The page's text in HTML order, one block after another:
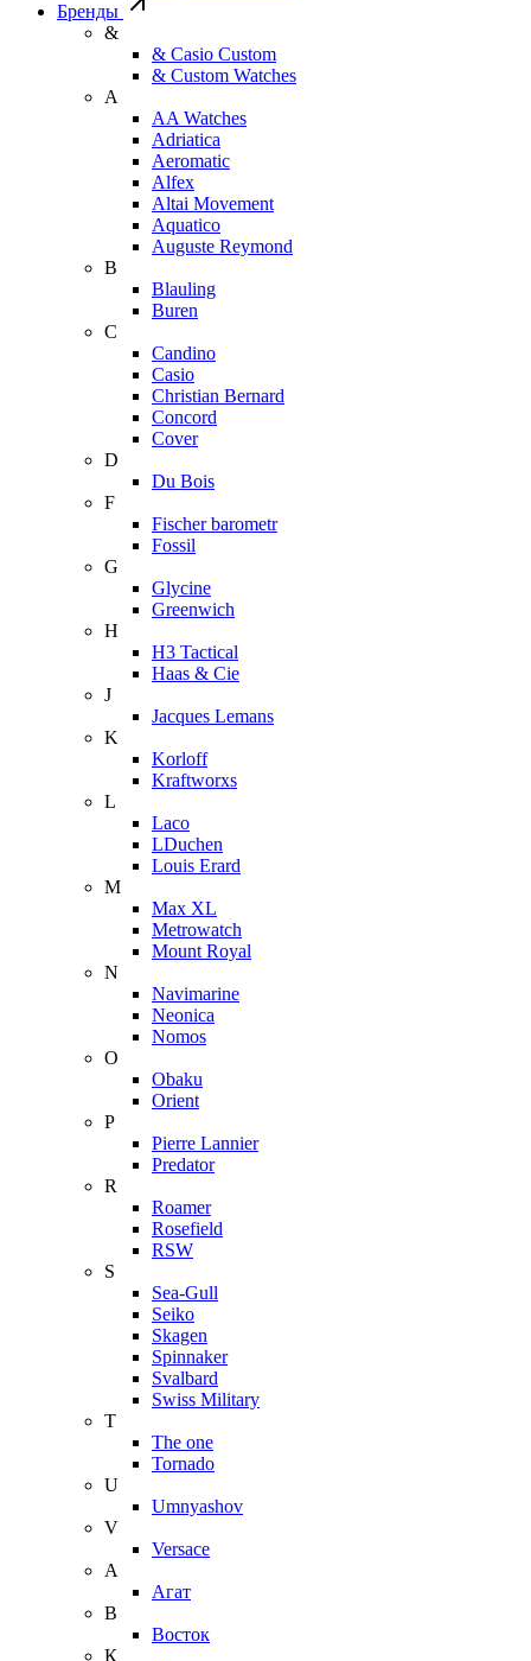
Бренды
&
& Casio Custom
& Custom Watches
A
AA Watches
Adriatica
Aeromatic
Alfex
Altai Movement
Aquatico
Auguste Reymond
B
Blauling
Buren
C
Candino
Casio
Christian Bernard
Concord
Cover
D
Du Bois
F
Fischer barometr
Fossil
G
Glycine
Greenwich
H
H3 Tactical
Haas & Cie
J
Jacques Lemans
K
Korloff
Kraftworxs
L
Laco
LDuchen
Louis Erard
M
Max XL
Metrowatch
Mount Royal
N
Navimarine
Neonica
Nomos
O
Obaku
Orient
P
Pierre Lannier
Predator
R
Roamer
Rosefield
RSW
S
Sea-Gull
Seiko
Skagen
Spinnaker
Svalbard
Swiss Military
T
The one
Tornado
U
Umnyashov
V
Versace
А
Агат
В
Восток
К